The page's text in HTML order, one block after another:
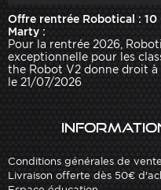
Offre rentrée Robotical :
Marty :
Pour la rentrée 2026,
exceptionnelle pour les
the Robot V2 donne droit à
le 21/07/2026
Conditions générales de vente
Livraison offerte dès 50€